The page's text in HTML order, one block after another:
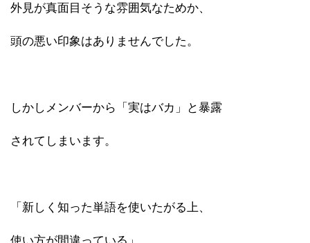
外見が真面目そうな雰囲気なためか、
頭の悪い印象はありませんでした。
しかしメンバーから「実はバカ」と暴露
されてしまいます。
「新しく知った単語を使いたがる上、